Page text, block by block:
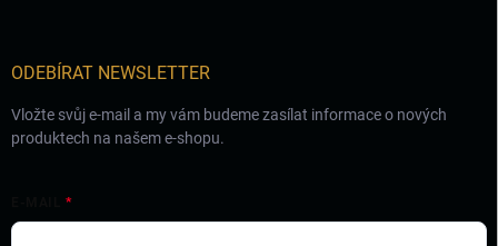
ODEBÍRAT NEWSLETTER
Vložte svůj e-mail a my vám budeme zasílat informace o nových
produktech na našem e-shopu.